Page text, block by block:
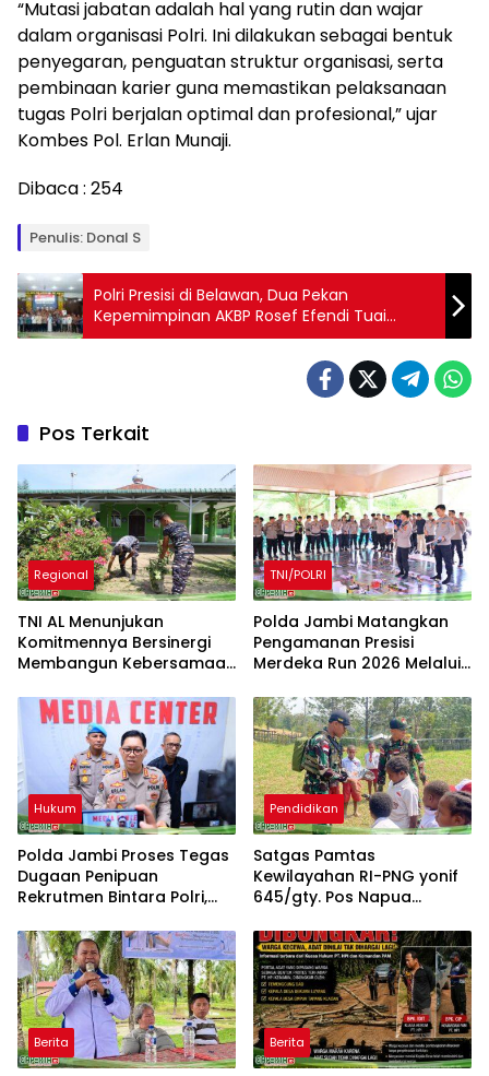
“Mutasi jabatan adalah hal yang rutin dan wajar
dalam organisasi Polri. Ini dilakukan sebagai bentuk
penyegaran, penguatan struktur organisasi, serta
pembinaan karier guna memastikan pelaksanaan
tugas Polri berjalan optimal dan profesional,” ujar
Kombes Pol. Erlan Munaji.
Dibaca : 254
Penulis: Donal S
Polri Presisi di Belawan, Dua Pekan
Kepemimpinan AKBP Rosef Efendi Tuai
Apresiasi
Pos Terkait
Regional
TNI AL Menunjukan
Komitmennya Bersinergi
Membangun Kebersamaan
Limau Manis
TNI/POLRI
Polda Jambi Matangkan
Pengamanan Presisi
Merdeka Run 2026 Melalui
Hukum
Polda Jambi Proses Tegas
Dugaan Penipuan
Rekrutmen Bintara Polri,
Pendidikan
Satgas Pamtas
Kewilayahan RI-PNG yonif
645/gty. Pos Napua
Pendidik
Berita Berita